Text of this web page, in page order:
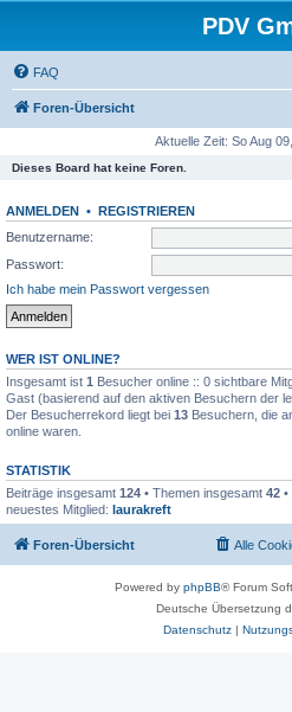
PDV
FAQ
Foren-Übersicht
Aktuelle Zeit: So Aug
Dieses Board hat keine Foren.
ANMELDEN • REGISTRIEREN
Benutzername:
Passwort:
Ich habe mein Passwort vergessen
WER IST ONLINE?
Insgesamt ist 1 Besucher online :: 0 sichtbare
Gast (basierend auf den aktiven Besuchern der
Der Besucherrekord liegt bei 13 Besuchern, die
online waren.
STATISTIK
Beiträge insgesamt 124 • Themen insgesamt 42
neuestes Mitglied: laurakreft
Foren-Übersicht Alle
Powered by phpBB® Forum
Deutsche Übersetzung
Datenschutz|